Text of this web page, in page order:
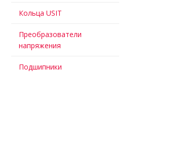
Кольца USIT
Преобразователи
напряжения
Подшипники